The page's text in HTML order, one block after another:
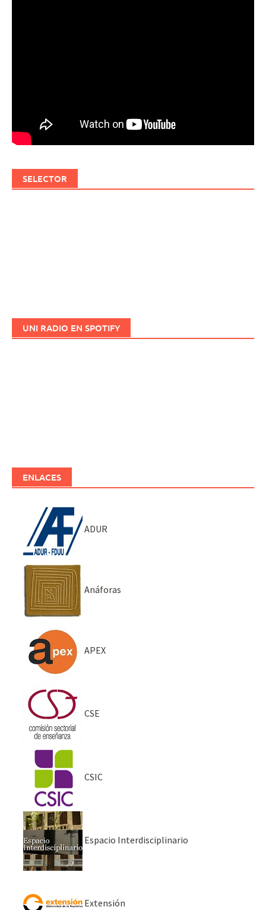
SELECTOR
UNI RADIO EN SPOTIFY
ENLACES
ADUR
Anáforas
APEX
CSE
CSIC
Espacio Interdisciplinario
Extensión